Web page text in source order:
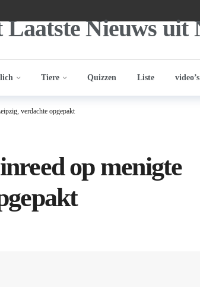
Tiere Quizzen Liste video’s
verdachte opgepakt
op menigte